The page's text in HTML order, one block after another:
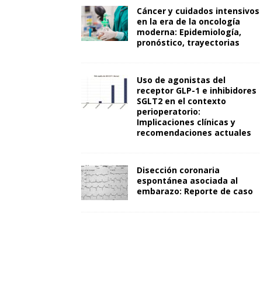
Cáncer y cuidados intensivos
en la era de la oncología
moderna: Epidemiología,
pronóstico, trayectorias
Uso de agonistas del
receptor GLP-1 e inhibidores
SGLT2 en el contexto
perioperatorio:
Implicaciones clínicas y
recomendaciones actuales
Disección coronaria
espontánea asociada al
embarazo: Reporte de caso